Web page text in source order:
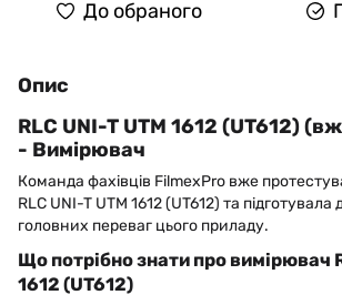
До обраного
Опис
RLC UNI-T UTM 1612 (UT612)
- Вимірювач
Команда фахівців FilmexPro вже
RLC UNI-T UTM 1612 (UT612) та підготувала
головних переваг цього приладу.
Що потрібно знати про вимірювач
1612 (UT612)